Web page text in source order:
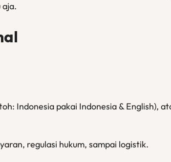
aja.
Indonesia pakai Indonesia & English),
regulasi hukum, sampai logistik.